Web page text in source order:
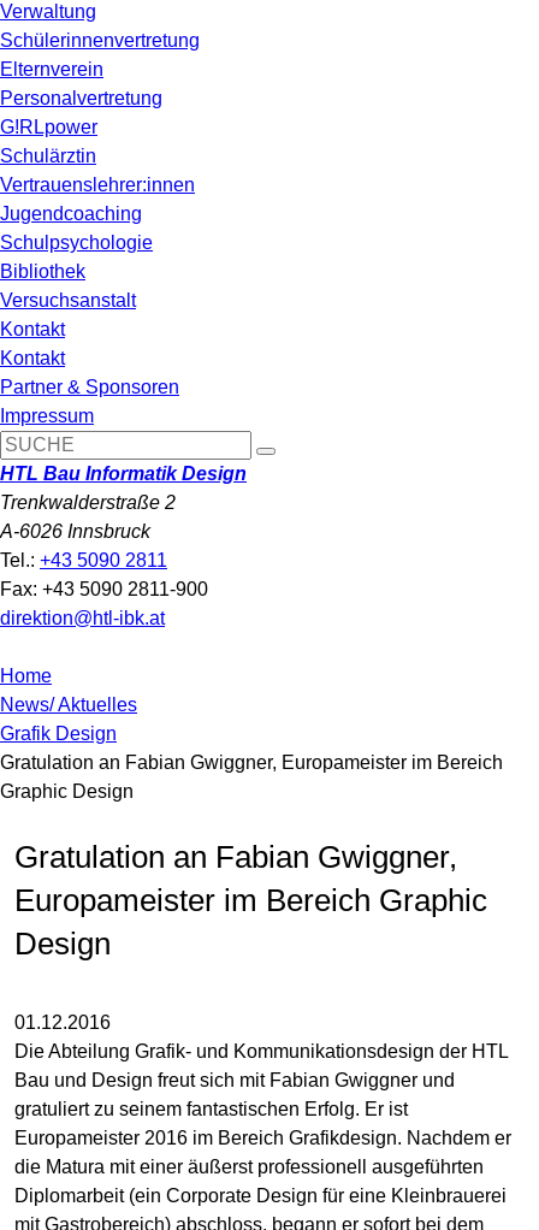
Verwaltung
Schülerinnenvertretung
Elternverein
Personalvertretung
G!RLpower
Schulärztin
Vertrauenslehrer:innen
Jugendcoaching
Schulpsychologie
Bibliothek
Versuchsanstalt
Kontakt
Kontakt
Partner & Sponsoren
Impressum
HTL Bau Informatik Design
Trenkwalderstraße 2
A-6026 Innsbruck
Tel.: +43 5090 2811
Fax: +43 5090 2811-900
direktion@htl-ibk.at
Home
News/ Aktuelles
Grafik Design
Gratulation an Fabian Gwiggner, Europameister im Bereich
Graphic Design
Gratulation an Fabian Gwiggner,
Europameister im Bereich Graphic
Design
01.12.2016
Die Abteilung Grafik- und Kommunikationsdesign der HTL
Bau und Design freut sich mit Fabian Gwiggner und
gratuliert zu seinem fantastischen Erfolg. Er ist
Europameister 2016 im Bereich Grafikdesign. Nachdem er
die Matura mit einer äußerst professionell ausgeführten
Diplomarbeit (ein Corporate Design für eine Kleinbrauerei
mit Gastrobereich) abschloss, begann er sofort bei dem